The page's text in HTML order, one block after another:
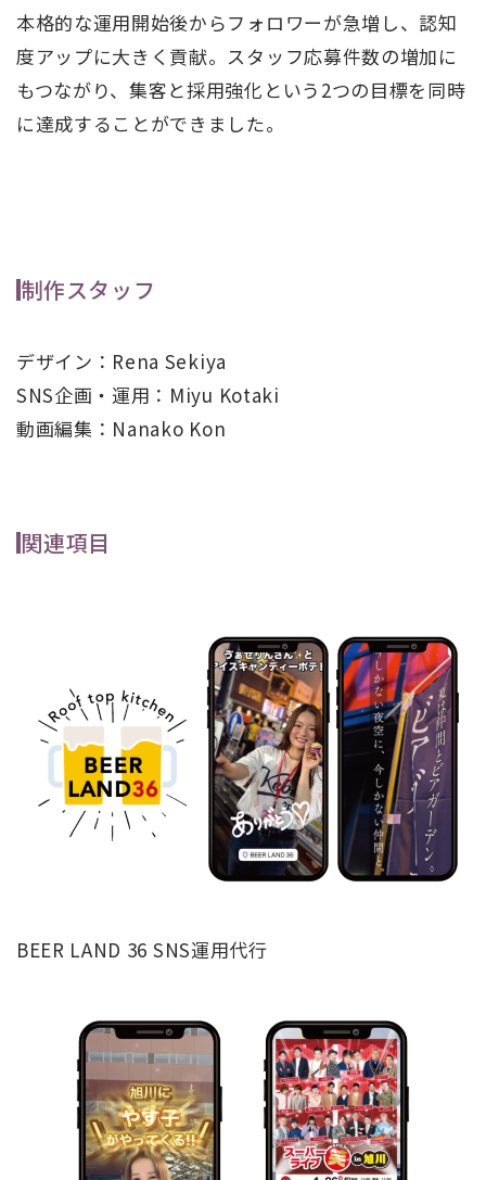
本格的な運用開始後からフォロワーが急増し、認知
度アップに大きく貢献。スタッフ応募件数の増加に
もつながり、集客と採用強化という2つの目標を同時
に達成することができました。
制作スタッフ
デザイン：Rena Sekiya
SNS企画・運用：Miyu Kotaki
動画編集：Nanako Kon
関連項目
BEER LAND 36 SNS運用代行